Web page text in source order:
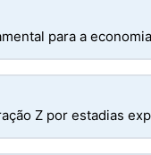
para a
Z por estadias